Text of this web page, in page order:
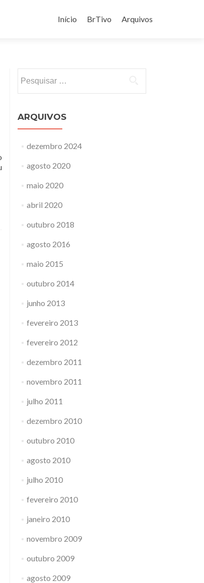
para
Início BrTivo Arquivos
por:
ARQUIVOS
dezembro 2024
agosto 2020
maio 2020
abril 2020
outubro 2018
agosto 2016
maio 2015
outubro 2014
junho 2013
fevereiro 2013
fevereiro 2012
dezembro 2011
novembro 2011
julho 2011
dezembro 2010
outubro 2010
agosto 2010
julho 2010
fevereiro 2010
janeiro 2010
novembro 2009
outubro 2009
agosto 2009